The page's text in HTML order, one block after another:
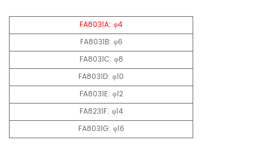
FA8031A: φ4
FA8031B: φ6
FA8031C: φ8
FA8031D: φ10
FA8031E: φ12
FA8231F: φ14
FA8031G: φ16